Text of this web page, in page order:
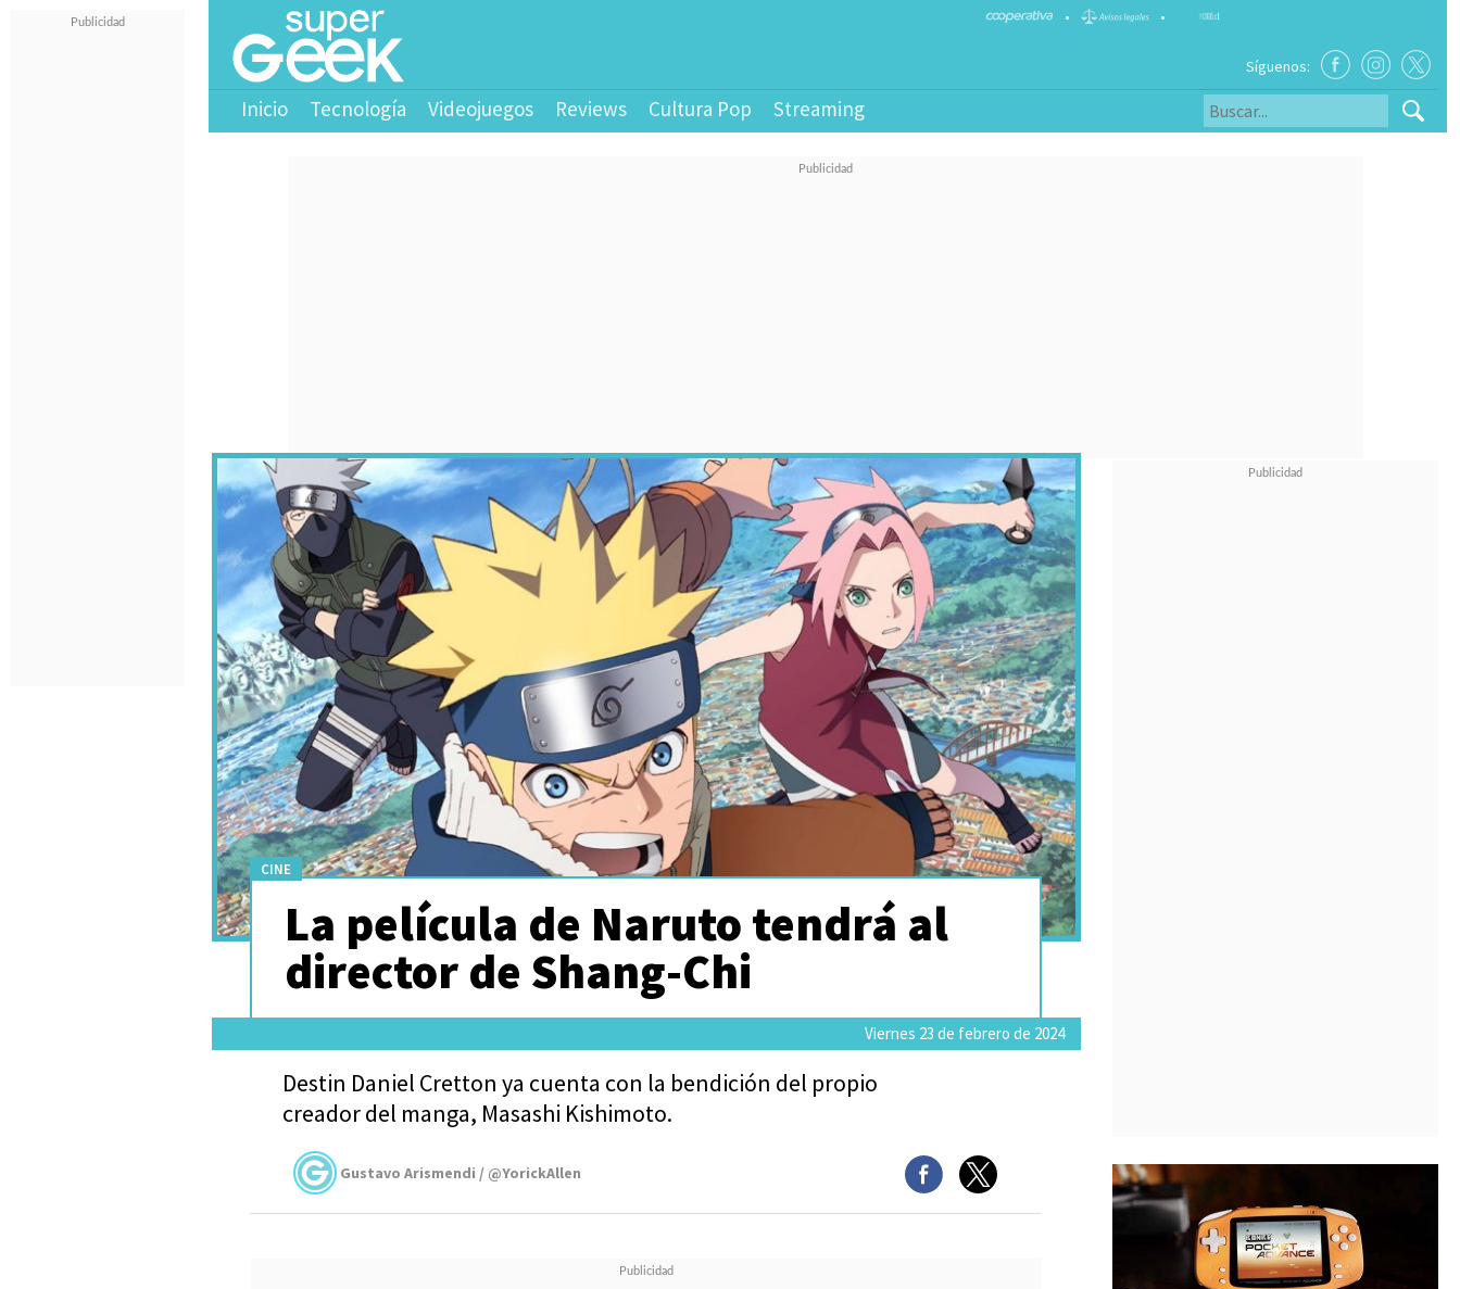
• •
Síguenos:
Inicio Tecnología Videojuegos Reviews Cultura Pop Streaming
CINE
La película de Naruto tendrá al
director de Shang-Chi
Viernes 23 de febrero de 2024
Destin Daniel Cretton ya cuenta con la bendición del propio
creador del manga, Masashi Kishimoto.
Gustavo Arismendi / @YorickAllen